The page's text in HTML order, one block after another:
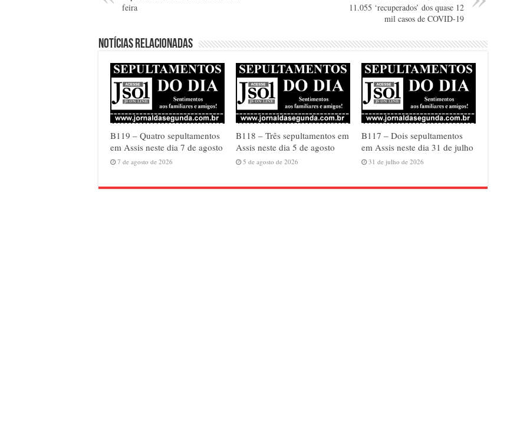
feira
11.055 ‘recuperados’ dos quase 12
mil casos de COVID-19
Notícias relacionadas
B119 – Quatro sepultamentos
em Assis neste dia 7 de agosto
7 de agosto de 2026
B118 – Três sepultamentos em
Assis neste dia 5 de agosto
5 de agosto de 2026
B117 – Dois sepultamentos
em Assis neste dia 31 de julho
31 de julho de 2026